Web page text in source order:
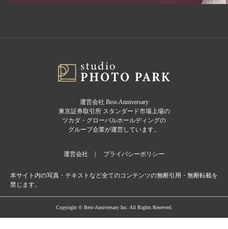
運営会社 Best-Anniversary
東京証券取引所 スタンダード市場上場の
ツカダ・グローバルホールディングの
グループ企業が運営しています。
運営会社 プライバシーポリシー
本サイト内の写真・テキストなど全てのコンテンツの無断引用・無断転載を
禁じます。
Copyright © Best-Anniversary Inc. All Rights Reserved.